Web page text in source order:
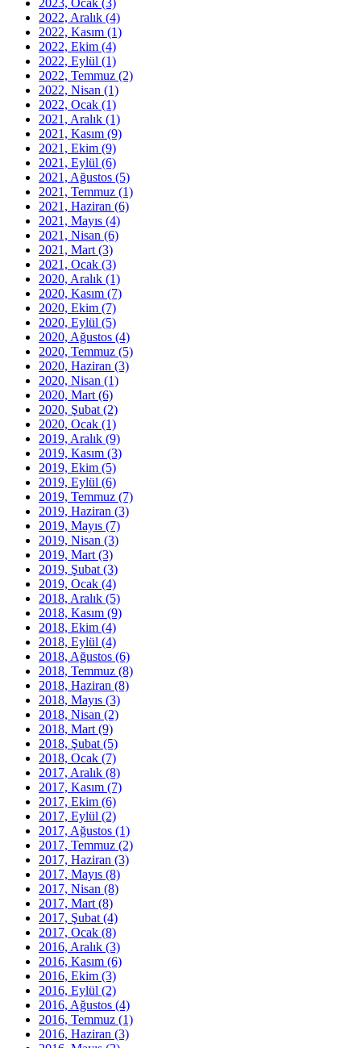
2022, Aralık (4)
2022, Kasım (1)
2022, Ekim (4)
2022, Eylül (1)
2022, Temmuz (2)
2022, Nisan (1)
2022, Ocak (1)
2021, Aralık (1)
2021, Kasım (9)
2021, Ekim (9)
2021, Eylül (6)
2021, Ağustos (5)
2021, Temmuz (1)
2021, Haziran (6)
2021, Mayıs (4)
2021, Nisan (6)
2021, Mart (3)
2021, Ocak (3)
2020, Aralık (1)
2020, Kasım (7)
2020, Ekim (7)
2020, Eylül (5)
2020, Ağustos (4)
2020, Temmuz (5)
2020, Haziran (3)
2020, Nisan (1)
2020, Mart (6)
2020, Şubat (2)
2020, Ocak (1)
2019, Aralık (9)
2019, Kasım (3)
2019, Ekim (5)
2019, Eylül (6)
2019, Temmuz (7)
2019, Haziran (3)
2019, Mayıs (7)
2019, Nisan (3)
2019, Mart (3)
2019, Şubat (3)
2019, Ocak (4)
2018, Aralık (5)
2018, Kasım (9)
2018, Ekim (4)
2018, Eylül (4)
2018, Ağustos (6)
2018, Temmuz (8)
2018, Haziran (8)
2018, Mayıs (3)
2018, Nisan (2)
2018, Mart (9)
2018, Şubat (5)
2018, Ocak (7)
2017, Aralık (8)
2017, Kasım (7)
2017, Ekim (6)
2017, Eylül (2)
2017, Ağustos (1)
2017, Temmuz (2)
2017, Haziran (3)
2017, Mayıs (8)
2017, Nisan (8)
2017, Mart (8)
2017, Şubat (4)
2017, Ocak (8)
2016, Aralık (3)
2016, Kasım (6)
2016, Ekim (3)
2016, Eylül (2)
2016, Ağustos (4)
2016, Temmuz (1)
2016, Haziran (3)